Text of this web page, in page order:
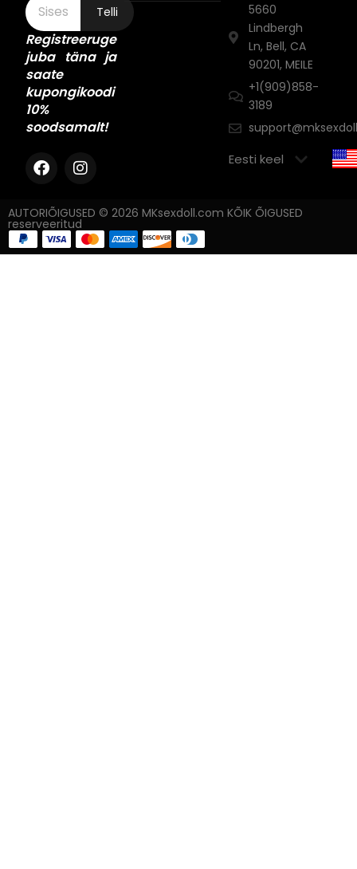
Telli
Registreeruge
juba täna ja
saate
kupongikoodi
10%
soodsamalt!
5660
Lindbergh
Ln, Bell, CA
90201, MEILE
+1(909)858-
3189
AUTORIÕIGUSED © 2026 MKsexdoll.com KÕIK ÕIGUSED
reserveeritud